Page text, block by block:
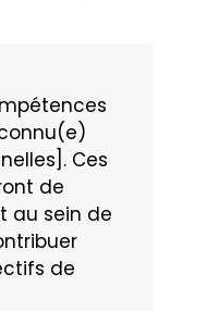
Ces
de
au sein de
de